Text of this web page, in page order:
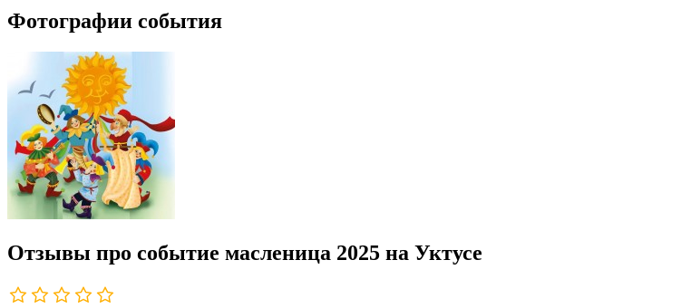
Фотографии события
Отзывы про событие масленица 2025 на Уктусе